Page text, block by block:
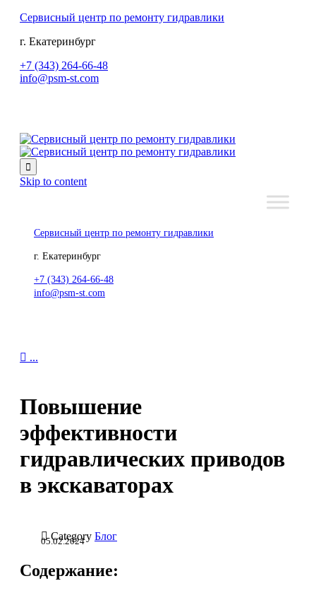
Сервисный центр по ремонту гидравлики
г. Екатеринбург
+7 (343) 264-66-48
info@psm-st.com

Skip to content
Сервисный центр по ремонту гидравлики
г. Екатеринбург
+7 (343) 264-66-48
info@psm-st.com
 ...
Повышение
эффективности
гидравлических приводов
в экскаваторах
 Category Блог
05.02.2024
Содержание: